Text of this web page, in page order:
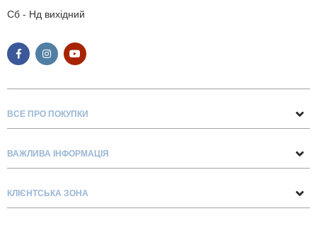
Сб - Нд вихідний
ВСЕ ПРО ПОКУПКИ
Про нас
Блог
ВАЖЛИВА ІНФОРМАЦІЯ
Доставка та оплата
КЛІЄНТСЬКА ЗОНА